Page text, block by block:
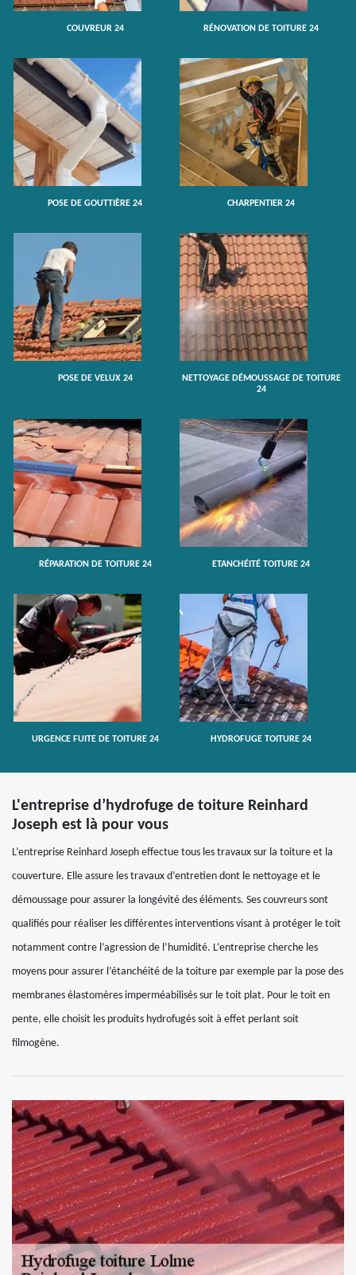
COUVREUR 24 RÉNOVATION DE TOITURE 24
POSE DE GOUTTIÈRE 24 CHARPENTIER 24
POSE DE VELUX 24
NETTOYAGE DÉMOUSSAGE DE TOITURE
24
RÉPARATION DE TOITURE 24 ETANCHÉITÉ TOITURE 24
URGENCE FUITE DE TOITURE 24 HYDROFUGE TOITURE 24
L'entreprise d’hydrofuge de toiture Reinhard
Joseph est là pour vous
L’entreprise Reinhard Joseph effectue tous les travaux sur la toiture et la
couverture. Elle assure les travaux d’entretien dont le nettoyage et le
démoussage pour assurer la longévité des éléments. Ses couvreurs sont
qualifiés pour réaliser les différentes interventions visant à protéger le toit
notamment contre l’agression de l’humidité. L’entreprise cherche les
moyens pour assurer l’étanchéité de la toiture par exemple par la pose des
membranes élastomères imperméabilisés sur le toit plat. Pour le toit en
pente, elle choisit les produits hydrofugés soit à effet perlant soit
filmogène.